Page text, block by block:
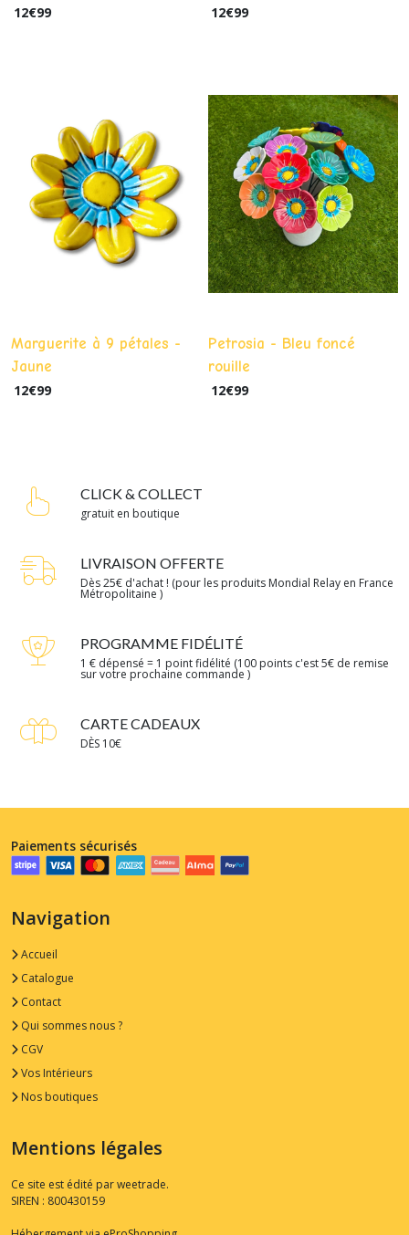
12€99 12€99
Marguerite à 9 pétales -
Jaune
12€99
Petrosia - Bleu foncé
rouille
12€99
CLICK & COLLECT
gratuit en boutique
LIVRAISON OFFERTE
Dès 25€ d'achat ! (pour les produits Mondial Relay en France
Métropolitaine )
PROGRAMME FIDÉLITÉ
1 € dépensé = 1 point fidélité (100 points c'est 5€ de remise
sur votre prochaine commande )
CARTE CADEAUX
DÈS 10€
Paiements sécurisés
Navigation
Accueil
Catalogue
Contact
Qui sommes nous ?
CGV
Vos Intérieurs
Nos boutiques
Mentions légales
Ce site est édité par weetrade.
SIREN : 800430159